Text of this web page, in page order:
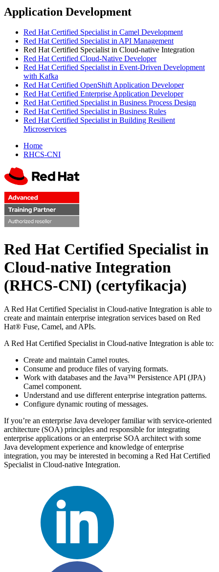
Application Development
Red Hat Certified Specialist in Camel Development
Red Hat Certified Specialist in API Management
Red Hat Certified Specialist in Cloud-native Integration
Red Hat Certified Cloud-Native Developer
Red Hat Certified Specialist in Event-Driven Development
with Kafka
Red Hat Certified OpenShift Application Developer
Red Hat Certified Enterprise Application Developer
Red Hat Certified Specialist in Business Process Design
Red Hat Certified Specialist in Business Rules
Red Hat Certified Specialist in Building Resilient
Microservices
Home
RHCS-CNI
Red Hat Certified Specialist in
Cloud-native Integration
(RHCS-CNI) (certyfikacja)
A Red Hat Certified Specialist in Cloud-native Integration is able to
create and maintain enterprise integration services based on Red
Hat® Fuse, Camel, and APIs.
A Red Hat Certified Specialist in Cloud-native Integration is able to:
Create and maintain Camel routes.
Consume and produce files of varying formats.
Work with databases and the Java™ Persistence API (JPA)
Camel component.
Understand and use different enterprise integration patterns.
Configure dynamic routing of messages.
If you’re an enterprise Java developer familiar with service-oriented
architecture (SOA) principles and responsible for integrating
enterprise applications or an enterprise SOA architect with some
Java development experience and knowledge of enterprise
integration, you may be interested in becoming a Red Hat Certified
Specialist in Cloud-native Integration.